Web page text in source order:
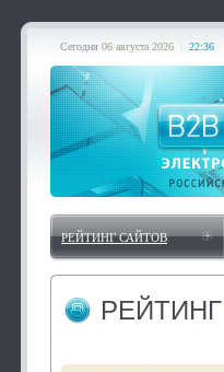
Сегодня 06 августа 2026 22:36
РЕЙТИНГ САЙТОВ